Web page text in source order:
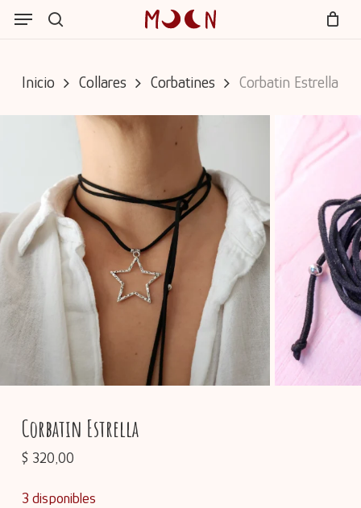
Menu
Inicio Collares Corbatines Corbatin Estrella
Corbatin Estrella
$ 320,00
3 disponibles
Menu